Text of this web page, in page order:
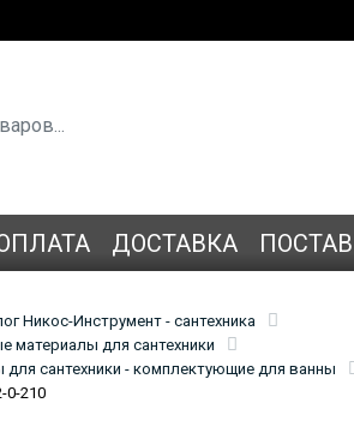
ДОСТАВКА
Никос-Инструмент - сантехника
материалы для сантехники
сантехники - комплектующие для ванны
0-210